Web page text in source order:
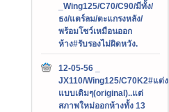
_Wing125/C70/C90/มีทั้ง/
ธง/แตร์ลม/ตะแกรงหลัง/
พร้อมโชว์เหมือนออก
ห้าง#รับรองไม่ผิดหวัง.
12-05-56 _
JX110/Wing125/C70K2#แต่ง
แบบเดิมๆ(original)..แต่
สภาพใหม่ออกห้างทั้ง 13